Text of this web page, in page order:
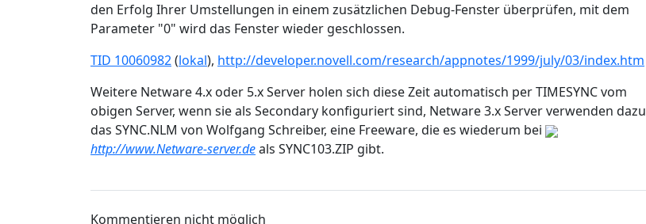
den Erfolg Ihrer Umstellungen in einem zusätzlichen Debug-Fenster überprüfen, mit dem
Parameter "0" wird das Fenster wieder geschlossen.
TID 10060982(lokal), http://developer.novell.com/research/appnotes/1999/july/03/index.htm
Weitere Netware 4.x oder 5.x Server holen sich diese Zeit automatisch per TIMESYNC vom
obigen Server, wenn sie als Secondary konfiguriert sind, Netware 3.x Server verwenden dazu
das SYNC.NLM von Wolfgang Schreiber, eine Freeware, die es wiederum bei
http://www.Netware-server.deals SYNC103.ZIP gibt.
Kommentieren nicht möglich